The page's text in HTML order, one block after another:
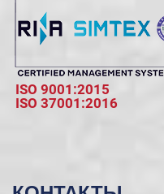
ISO 9001:2015
ISO 37001:2016